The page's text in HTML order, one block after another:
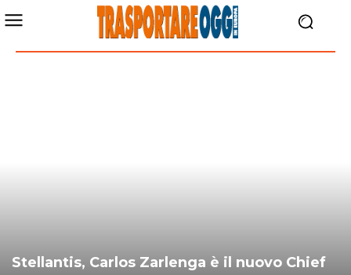
Stellantis, Carlos Zarlenga è il nuovo Chief